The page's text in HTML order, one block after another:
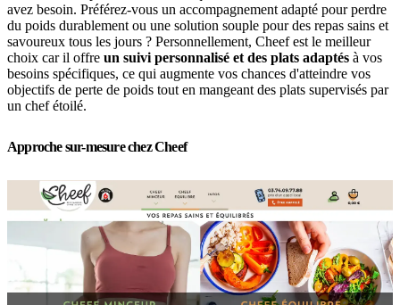
avez besoin. Préférez-vous un accompagnement adapté pour perdre
du poids durablement ou une solution souple pour des repas sains et
savoureux tous les jours ? Personnellement, Cheef est le meilleur
choix car il offre un suivi personnalisé et des plats adaptés à vos
besoins spécifiques, ce qui augmente vos chances d'atteindre vos
objectifs de perte de poids tout en mangeant des plats supervisés par
un chef étoilé.
Approche sur-mesure chez Cheef